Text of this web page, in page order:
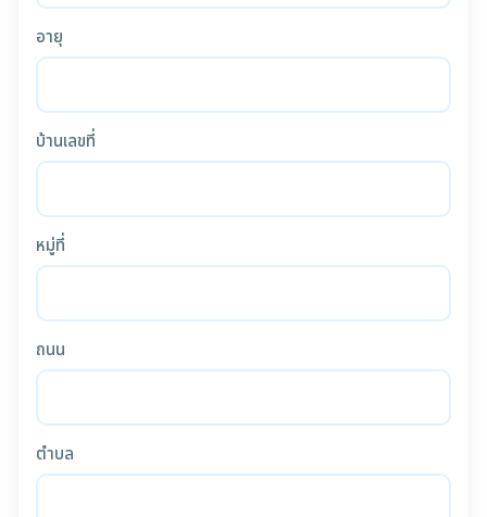
อายุ
บ้านเลขที่
หมู่ที่
ถนน
ตำบล